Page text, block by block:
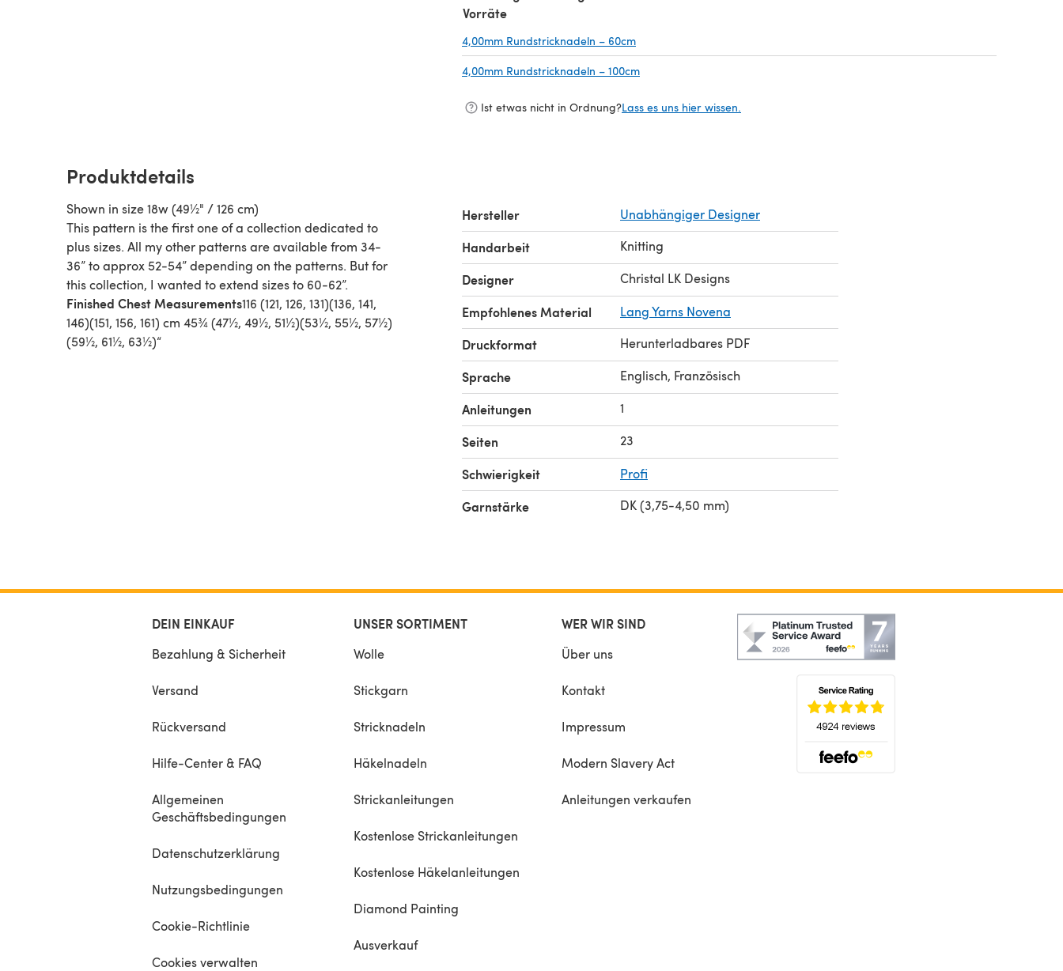
Vorräte
4,00mm Rundstricknadeln – 60cm
4,00mm Rundstricknadeln – 100cm
Ist etwas nicht in Ordnung?Lass es uns hier wissen.
Produktdetails
Shown in size 18w (49½" / 126 cm)
This pattern is the first one of a collection dedicated to
plus sizes. All my other patterns are available from 34-
36” to approx 52-54” depending on the patterns. But for
this collection, I wanted to extend sizes to 60-62”.
Finished Chest Measurements116 (121, 126, 131)(136, 141,
146)(151, 156, 161) cm 45¾ (47½, 49½, 51½)(53½, 55½, 57½)
(59½, 61½, 63½)“
Hersteller Unabhängiger Designer
Handarbeit Knitting
Designer Christal LK Designs
Empfohlenes Material Lang Yarns Novena
Druckformat Herunterladbares PDF
Sprache Englisch, Französisch
Anleitungen 1
Seiten 23
Schwierigkeit Profi
Garnstärke DK (3,75-4,50 mm)
DEIN EINKAUF
Bezahlung & Sicherheit
Versand
Rückversand
Hilfe-Center & FAQ
Allgemeinen
Geschäftsbedingungen
Datenschutzerklärung
Nutzungsbedingungen
Cookie-Richtlinie
Cookies verwalten
UNSER SORTIMENT
Wolle
Stickgarn
Stricknadeln
Häkelnadeln
Strickanleitungen
Kostenlose Strickanleitungen
Kostenlose Häkelanleitungen
Diamond Painting
Ausverkauf
WER WIR SIND
Über uns
Kontakt
Impressum
Modern Slavery Act
Anleitungen verkaufen